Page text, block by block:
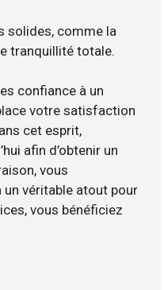
solides, comme la
tranquillité totale.
confiance à un
votre satisfaction
cet esprit,
afin d’obtenir un
vous
véritable atout pour
vous bénéficiez